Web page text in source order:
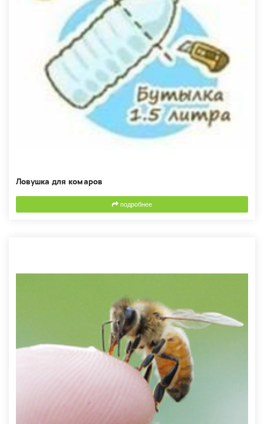
Ловушка для комаров
подробнее